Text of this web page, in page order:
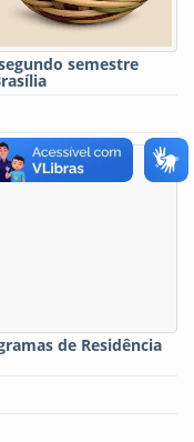
semestre
de Residência